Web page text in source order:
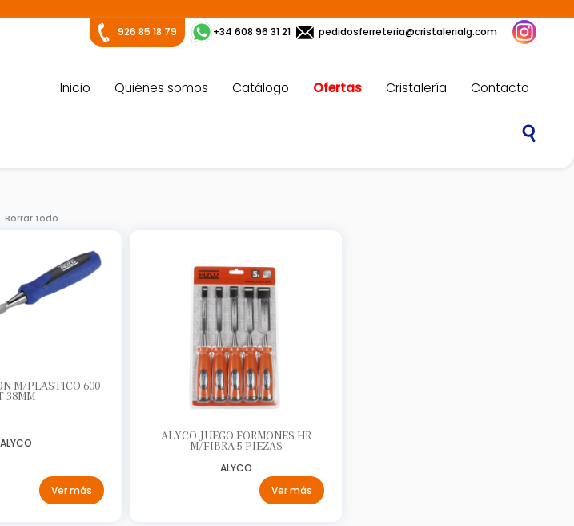
926 85 18 79 +34 608 96 31 21 pedidosferreteria@cristalerialg.com
Inicio Quiénes somos Catálogo Ofertas Cristalería Contacto
Borrar todo
M/PLASTICO 600-
38MM
ALYCO
Ver más
ALYCO JUEGO FORMONES HR
M/FIBRA 5 PIEZAS
ALYCO
Ver más